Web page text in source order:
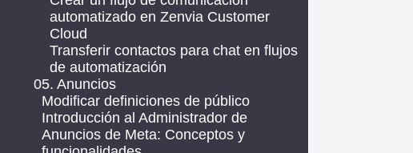
automatizado en Zenvia Customer
Cloud
Transferir contactos para chat en flujos
de automatización
05. Anuncios
Modificar definiciones de público
Introducción al Administrador de
Anuncios de Meta: Conceptos y